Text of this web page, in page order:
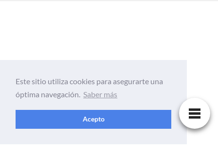
Este sitio utiliza cookies para asegurarte una
óptima navegación. Saber más
Acepto